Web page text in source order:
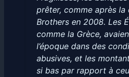
prêter, comme après la
Brothers en 2008. Les
comme la Grèce,
l’époque dans des
abusives, et les
si bas par rapport à